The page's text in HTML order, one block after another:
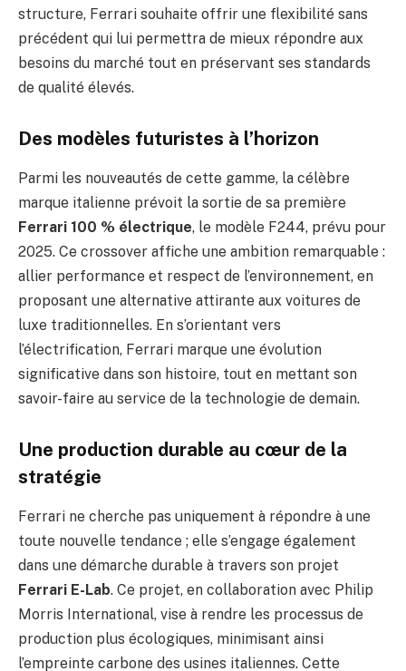
structure, Ferrari souhaite offrir une flexibilité sans
précédent qui lui permettra de mieux répondre aux
besoins du marché tout en préservant ses standards
de qualité élevés.
Des modèles futuristes à l’horizon
Parmi les nouveautés de cette gamme, la célèbre
marque italienne prévoit la sortie de sa première
Ferrari 100 % électrique, le modèle F244, prévu pour
2025. Ce crossover affiche une ambition remarquable :
allier performance et respect de l’environnement, en
proposant une alternative attirante aux voitures de
luxe traditionnelles. En s’orientant vers
l’électrification, Ferrari marque une évolution
significative dans son histoire, tout en mettant son
savoir-faire au service de la technologie de demain.
Une production durable au cœur de la
stratégie
Ferrari ne cherche pas uniquement à répondre à une
toute nouvelle tendance ; elle s’engage également
dans une démarche durable à travers son projet
Ferrari E-Lab. Ce projet, en collaboration avec Philip
Morris International, vise à rendre les processus de
production plus écologiques, minimisant ainsi
l’empreinte carbone des usines italiennes. Cette